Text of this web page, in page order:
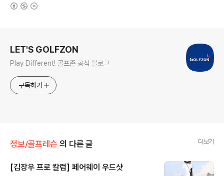
LET'S GOLFZON
Play Different! 골프존 공식 블로그
구독하기
정보/골프레슨 의 다른 글 더보기
[김장우 프로 칼럼] 페어웨이 우드샷